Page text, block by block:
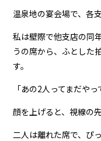
温泉地の宴会場で、各
私は壁際で他支店の同
うの席から、ふとした
す。
「あの2人ってまだやっ
顔を上げると、視線の
二人は離れた席で、ぴ